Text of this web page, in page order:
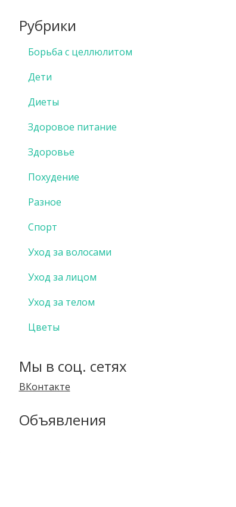
Рубрики
Борьба с целлюлитом
Дети
Диеты
Здоровое питание
Здоровье
Похудение
Разное
Спорт
Уход за волосами
Уход за лицом
Уход за телом
Цветы
Мы в соц. сетях
ВКонтакте
Объявления